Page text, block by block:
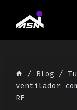
/ Blog /
ventilador
RF